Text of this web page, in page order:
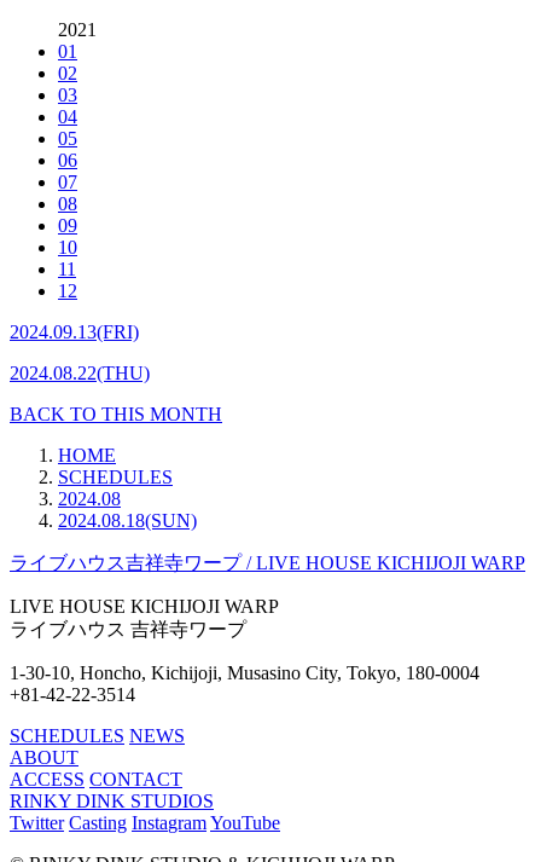
2021
01
02
03
04
05
06
07
08
09
10
11
12
2024.09.13(FRI)
2024.08.22(THU)
BACK TO THIS MONTH
HOME
SCHEDULES
2024.08
2024.08.18(SUN)
ライブハウス吉祥寺ワープ / LIVE HOUSE KICHIJOJI WARP
LIVE HOUSE KICHIJOJI WARP
ライブハウス 吉祥寺ワープ
1-30-10, Honcho, Kichijoji, Musasino City, Tokyo, 180-0004
+81-42-22-3514
SCHEDULES NEWS
ABOUT
ACCESS CONTACT
RINKY DINK STUDIOS
Twitter Casting InstagramYouTube